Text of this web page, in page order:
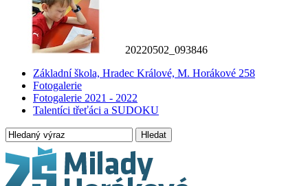
20220502_093846
Základní škola, Hradec Králové, M. Horákové 258
Fotogalerie
Fotogalerie 2021 - 2022
Talentíci třeťáci a SUDOKU
Hledat